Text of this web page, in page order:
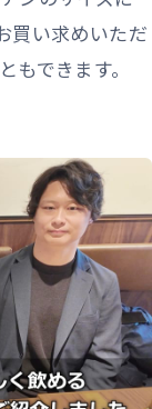
買い求めいただ
できます。